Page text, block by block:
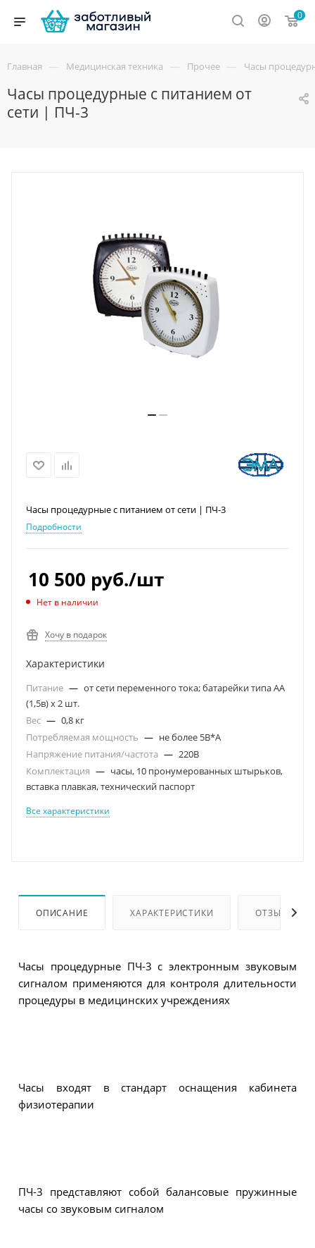
0
Главная — Медицинская техника — Прочее — Часы
Часы процедурные с питанием от
сети | ПЧ-3
Часы процедурные с питанием от сети | ПЧ-3
Подробности
10 500 руб./шт
Нет в наличии
Хочу в подарок
Характеристики
Питание — от сети переменного тока; батарейки типа АА
(1,5в) х 2 шт.
Вес — 0,8 кг
Потребляемая мощность — не более 5В*А
Напряжение питания/частота — 220В
Комплектация — часы, 10 пронумерованных штырьков,
вставка плавкая, технический паспорт
Все характеристики
ОПИСАНИЕ ХАРАКТЕРИСТИКИ ОТЗЫВЫ
Часы процедурные ПЧ-3 с электронным звуковым
сигналом применяются для контроля длительности
процедуры в медицинских учреждениях
Часы входят в стандарт оснащения кабинета
физиотерапии
ПЧ-3 представляют собой балансовые пружинные
часы со звуковым сигналом